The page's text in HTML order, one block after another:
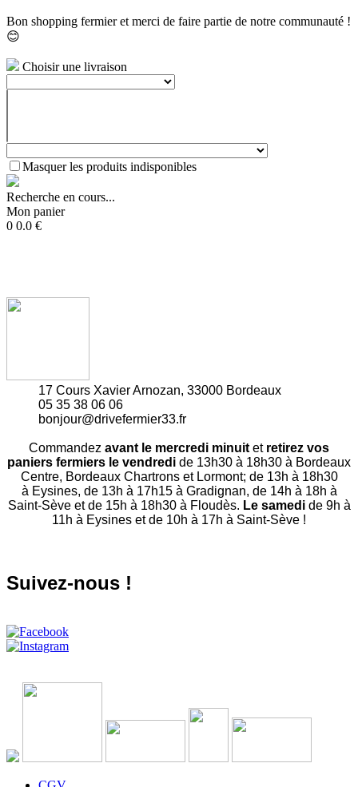
Bon shopping fermier et merci de faire partie de notre communauté !
😊
Choisir une livraison
Masquer les produits indisponibles
Recherche en cours...
Mon panier
0 0.0 €
17 Cours Xavier Arnozan, 33000 Bordeaux
05 35 38 06 06
bonjour@drivefermier33.fr
Commandez avant le mercredi minuit et retirez vos
paniers fermiers le vendredi de 13h30 à 18h30 à Bordeaux
Centre, Bordeaux Chartrons et Lormont; de 13h à 18h30
à Eysines, de 13h à 17h15 à Gradignan, de 14h à 18h à
Saint-Sève et de 15h à 18h30 à Floudès. Le samedi de 9h à
11h à Eysines et de 10h à 17h à Saint-Sève !
Suivez-nous !